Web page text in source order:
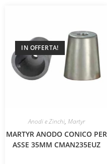
IN OFFERTA!
Anodi e Zinchi, Martyr
MARTYR ANODO CONICO PER
ASSE 35MM CMAN235EUZ